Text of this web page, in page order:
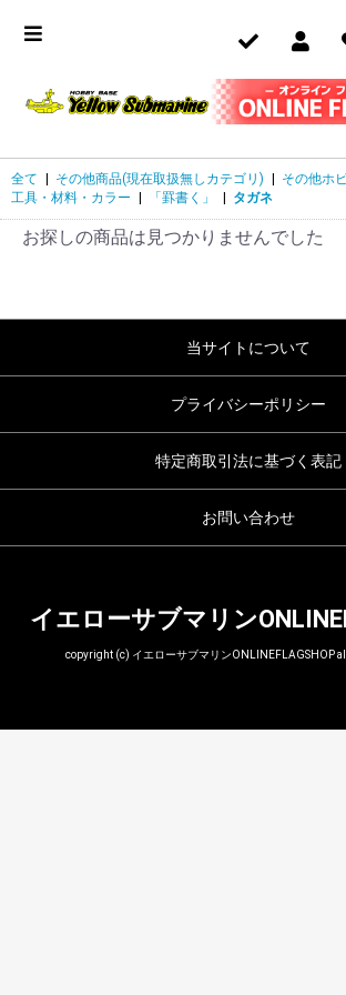
全て その他商品(現在取扱無しカテゴリ) その他ホ
工具・材料・カラー
「罫書く」 タガネ
お探しの商品は見つかりませんでした
当サイトについて
プライバシーポリシー
特定商取引法に基づく表記
お問い合わせ
イエローサブマリン
copyright (c) イエローサブマリンONLINEFLAGSHOP